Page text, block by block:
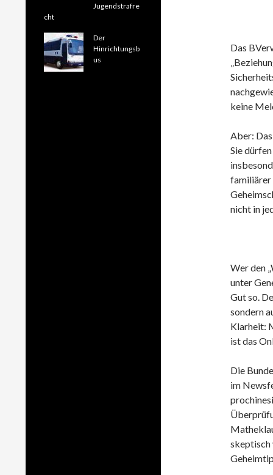
Das
keine
Aber:
Sie
familiärer
nicht in
Wer den
unter
Gut so.
sondern
Klarheit:
ist das
Die
im
skeptisch
Jugendstrafre
cht
Der
Hinrichtungsb
us